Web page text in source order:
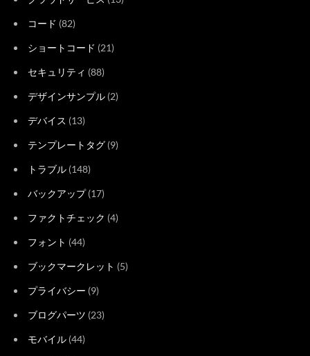
コード (82)
ショートコード (21)
セキュリティ (88)
デザインサンプル (2)
デバイス (13)
テンプレートタグ (9)
トラブル (148)
バックアップ(17)
ファクトチェック (4)
フォント (44)
ブックマークレット (5)
プライバシー (9)
ブログパーツ (23)
モバイル (44)